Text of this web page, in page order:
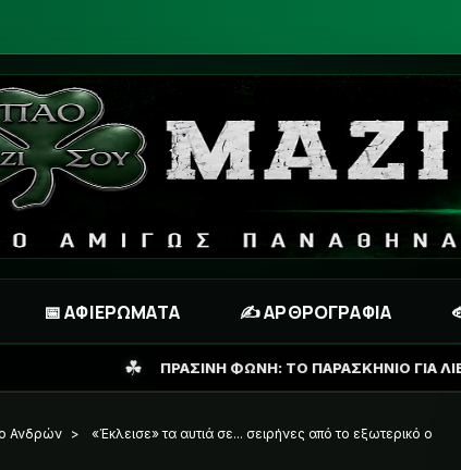
📅 ΑΦΙΕΡΩΜΑΤΑ ✍️ ΑΡΘΡΟΓΡΑΦΙΑ
ΦΩΝΗ: ΤΟ ΠΑΡΑΣΚΗΝΙΟ ΓΙΑ ΛΙΒΑΪ ΓΚΑΡΣΙΑ ΚΑΙ ΤΟ
Ανδρών >
«Έκλεισε» τα αυτιά σε... σειρήνες από το εξωτερικό ο